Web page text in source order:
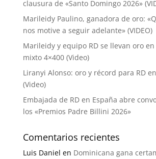
clausura de «Santo Domingo 2026»
Marileidy Paulino, ganadora de oro:
nos motive a seguir adelante» (VIDEO)
Marileidy y equipo RD se llevan oro
mixto 4×400 (Video)
Liranyi Alonso: oro y récord para RD
(Video)
Embajada de RD en España abre
los «Premios Padre Billini 2026»
Comentarios recientes
Luis Daniel en Dominicana gana